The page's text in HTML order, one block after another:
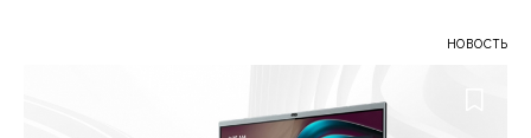
НОВОСТЬ